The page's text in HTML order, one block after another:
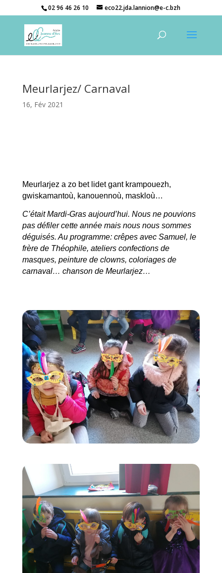
02 96 46 26 10 eco22.jda.lannion@e-c.bzh
Meurlarjez/ Carnaval
16, Fév 2021
Meurlarjez a zo bet lidet gant krampouezh,
gwiskamantoù, kanouennoù, maskloù…
C’était Mardi-Gras aujourd’hui. Nous ne pouvions
pas défiler cette année mais nous nous sommes
déguisés. Au programme: crêpes avec Samuel, le
frère de Théophile, ateliers confections de
masques, peinture de clowns, coloriages de
carnaval… chanson de Meurlarjez…